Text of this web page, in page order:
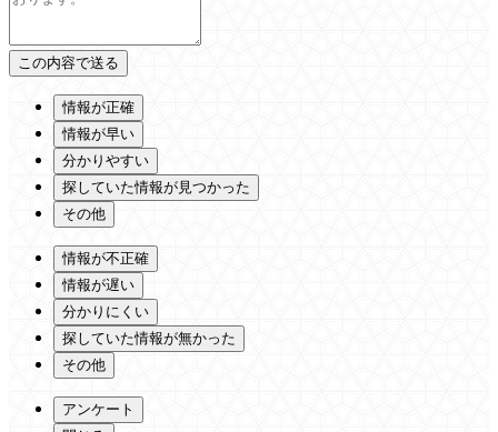
情報が正確
情報が早い
分かりやすい
探していた情報が見つかった
その他
情報が不正確
情報が遅い
分かりにくい
探していた情報が無かった
その他
アンケート